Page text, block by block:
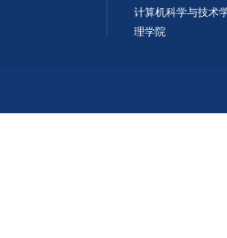
计算机科学与技术
理学院